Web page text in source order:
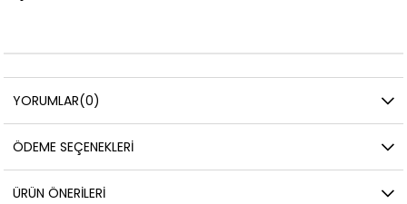
YORUMLAR(0)
ÖDEME SEÇENEKLERI
ÜRÜN ÖNERILERI